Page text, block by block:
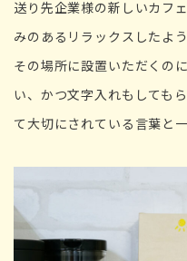
送り先企業様の新しいカフ
みのあるリラックスしたよ
その場所に設置いただくの
い、かつ文字入れもしても
て大切にされている言葉と